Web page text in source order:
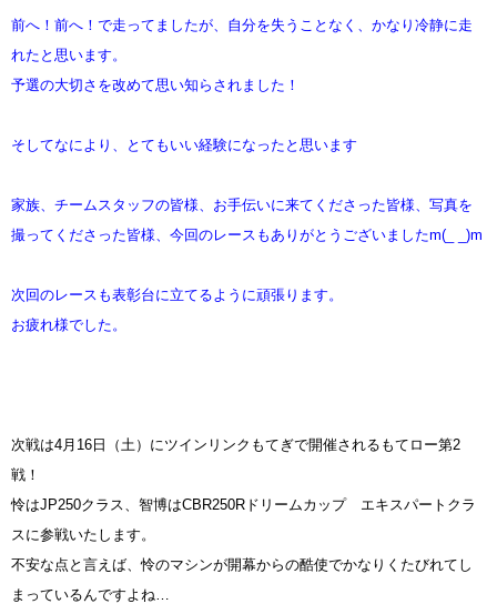
前へ！前へ！で走ってましたが、自分を失うことなく、かなり冷静に走
れたと思います。
予選の大切さを改めて思い知らされました！
そしてなにより、とてもいい経験になったと思います
家族、チームスタッフの皆様、お手伝いに来てくださった皆様、写真を
撮ってくださった皆様、今回のレースもありがとうございましたm(_ _)m
次回のレースも表彰台に立てるように頑張ります。
お疲れ様でした。
次戦は4月16日（土）にツインリンクもてぎで開催されるもてロー第2
戦！
怜はJP250クラス、智博はCBR250Rドリームカップ エキスパートクラ
スに参戦いたします。
不安な点と言えば、怜のマシンが開幕からの酷使でかなりくたびれてし
まっているんですよね…